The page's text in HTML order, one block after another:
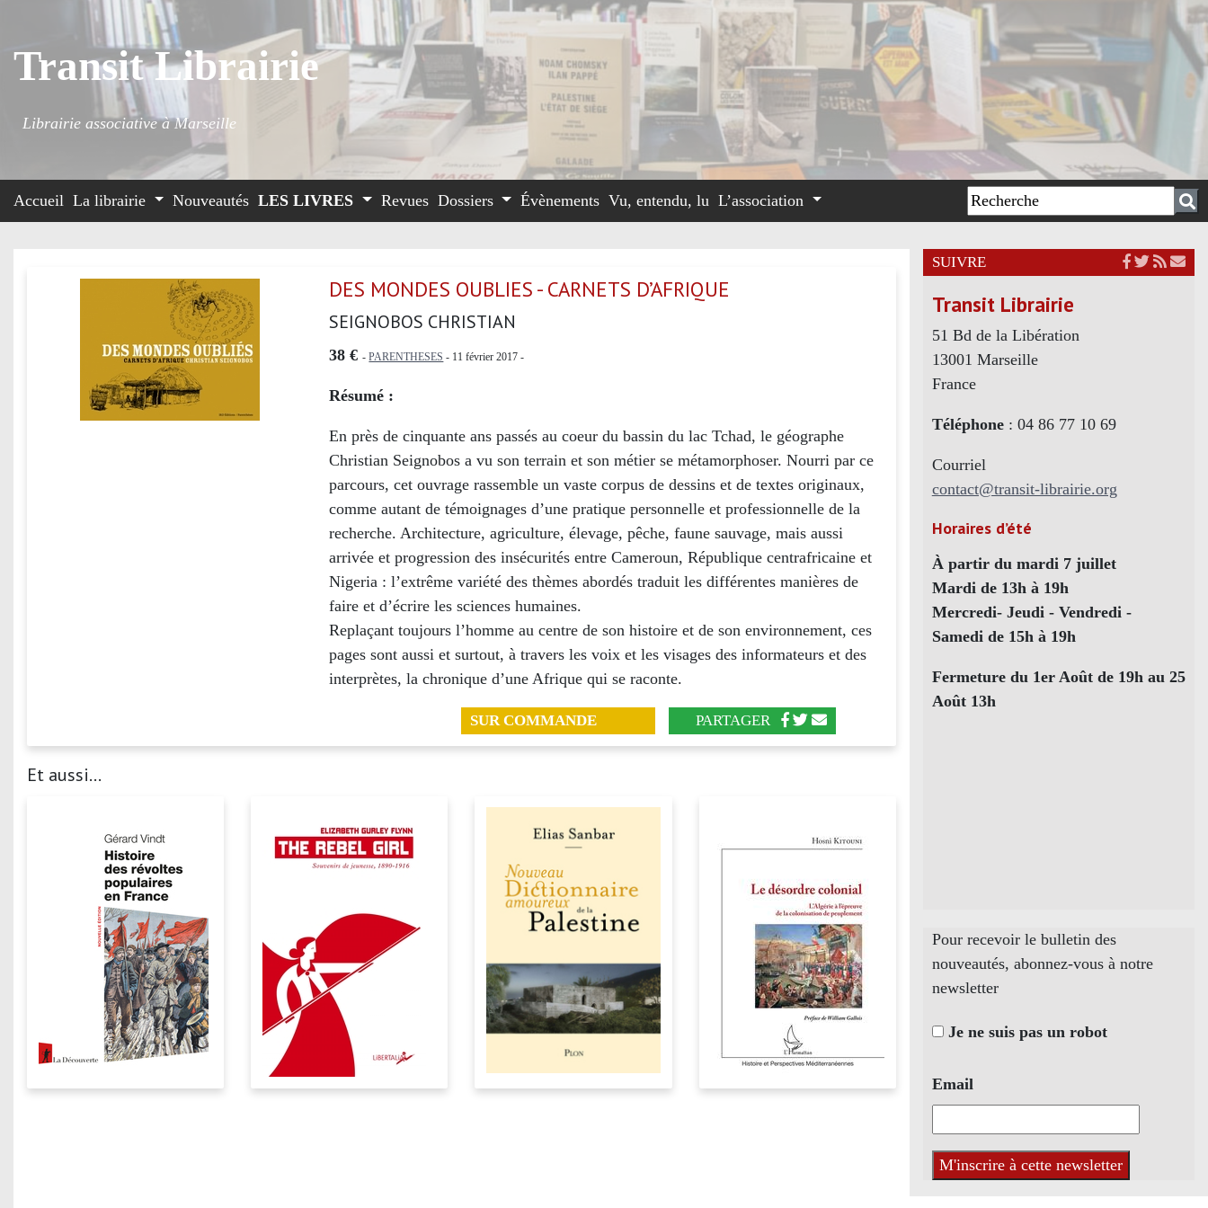
Transit Librairie
Librairie associative à Marseille
Accueil La librairie Nouveautés LES LIVRES Revues Dossiers Évènements Vu, entendu, lu L’association
DES MONDES OUBLIES - CARNETS D’AFRIQUE
SEIGNOBOS CHRISTIAN
38 € -PARENTHESES - 11 février 2017 -
Résumé :
En près de cinquante ans passés au coeur du bassin du lac Tchad, le géographe
Christian Seignobos a vu son terrain et son métier se métamorphoser. Nourri par ce
parcours, cet ouvrage rassemble un vaste corpus de dessins et de textes originaux,
comme autant de témoignages d’une pratique personnelle et professionnelle de la
recherche. Architecture, agriculture, élevage, pêche, faune sauvage, mais aussi
arrivée et progression des insécurités entre Cameroun, République centrafricaine et
Nigeria : l’extrême variété des thèmes abordés traduit les différentes manières de
faire et d’écrire les sciences humaines.
Replaçant toujours l’homme au centre de son histoire et de son environnement, ces
pages sont aussi et surtout, à travers les voix et les visages des informateurs et des
interprètes, la chronique d’une Afrique qui se raconte.
SUR COMMANDE PARTAGER
Et aussi...
SUIVRE
Transit Librairie
51 Bd de la Libération
13001 Marseille
France
Téléphone: 04 86 77 10 69
Courriel
contact@transit-librairie.org
Horaires d’été
À partir du mardi 7 juillet
Mardi de 13h à 19h
Mercredi- Jeudi - Vendredi -
Samedi de 15h à 19h
Fermeture du 1er Août de 19h au 25
Août 13h
Pour recevoir le bulletin des
nouveautés, abonnez-vous à notre
newsletter
Je ne suis pas un robot
Email